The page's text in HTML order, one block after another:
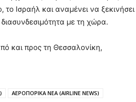
Ισραήλ και αναμένει να ξεκινήσει
με τη χώρα.
και προς τη Θεσσαλονίκη,
ΑΕΡΟΠΟΡΙΚΑ ΝΕΑ (AIRLINE NEWS)